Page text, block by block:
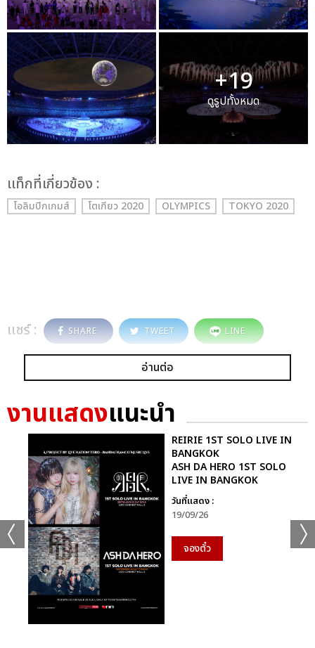
+19
ดูรูปทั้งหมด
เเท็กที่เกี่ยวข้อง :
โอลิมปิกเกมส์ โตเกียว 2020 OLYMPICS TOKYO 2020
แชร์ : SHARE TWEET LINE
อ่านต่อ
งานแสดงแนะนำ
REIRIE 1ST SOLO LIVE IN
BANGKOK
ASH DA HERO 1ST SOLO
LIVE IN BANGKOK
วันที่แสดง :
19/09/26
จองตั๋ว